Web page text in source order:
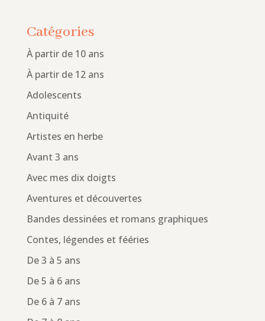
Catégories
À partir de 10 ans
À partir de 12 ans
Adolescents
Antiquité
Artistes en herbe
Avant 3 ans
Avec mes dix doigts
Aventures et découvertes
Bandes dessinées et romans graphiques
Contes, légendes et fééries
De 3 à 5 ans
De 5 à 6 ans
De 6 à 7 ans